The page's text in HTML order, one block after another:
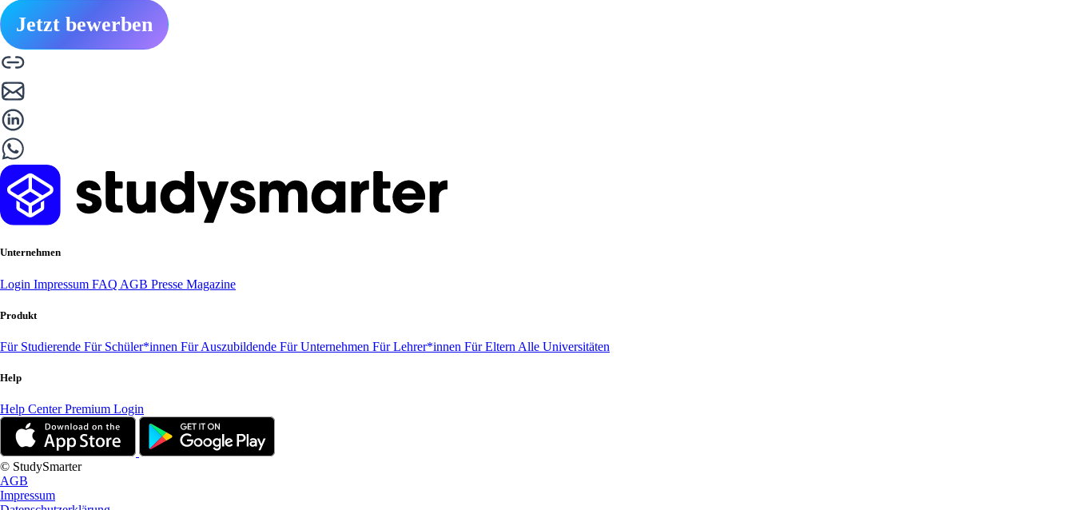
Jetzt bewerben
Unternehmen
Login Impressum FAQ AGB Presse Magazine
Produkt
Für Studierende Für Schüler*innen Für Auszubildende Für Unternehmen Für Lehrer*innen Für Eltern Alle Universitäten
Help
Help CenterPremium Login
© StudySmarter
AGB
Impressum